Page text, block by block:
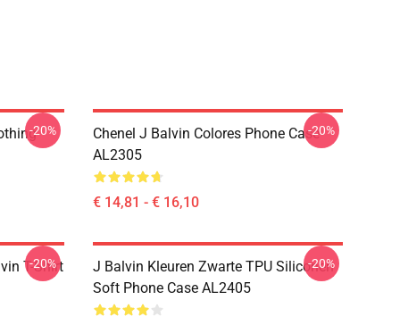
-20%
Chenel J Balvin Colores Phone Case
AL2305
€ 14,81 - € 16,10
-20%
T-Shirt
-20%
J Balvin Kleuren Zwarte TPU Siliconen
Soft Phone Case AL2405
-20%